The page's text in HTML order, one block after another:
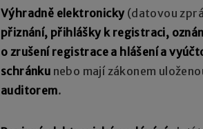
Výhradně elektronicky(datovou
přiznání, přihlášky k registraci,
o zrušení registrace a hlášení a
schránku nebo mají zákonem
auditorem.